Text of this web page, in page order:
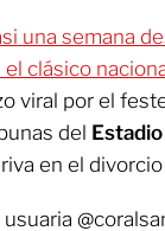
una semana
el clásico
viral por el
del
en el
usuaria